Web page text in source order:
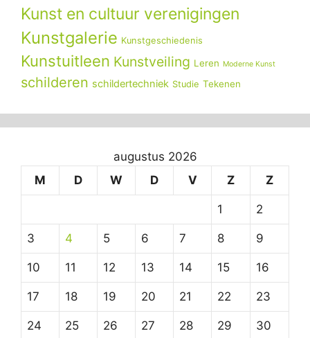
Kunst en cultuur verenigingen
Kunstgalerie Kunstgeschiedenis
Kunstuitleen Kunstveiling Leren Moderne Kunst
schilderen schildertechniek Studie Tekenen
augustus 2026
M
D W D V Z Z
1 2
3 4 5 6 7 8 9
10 11 12 13 14 15 16
17 18 19 20 21 22 23
24 25 26 27 28 29 30